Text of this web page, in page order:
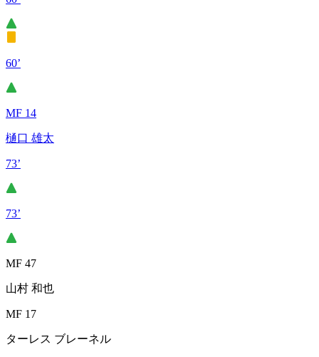
60’
MF 14
樋口 雄太
73’
73’
MF 47
山村 和也
MF 17
ターレス ブレーネル